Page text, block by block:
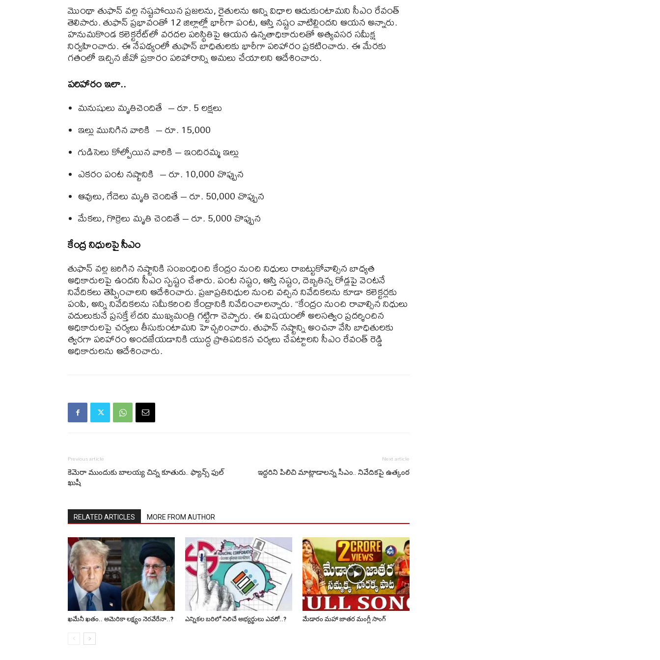
మొంథా తుఫాన్ వల్ల నష్టపోయిన ప్రజలను, రైతులను అన్ని విధాల ఆదుకుంటామని సీఎం రేవంత్
తెలిపారు. తుఫాన్ ప్రభావంతో 12 జిల్లాల్లో భారీగా పంట, ఆస్తి నష్టం వాటిల్లిందని ఆయన అన్నారు.
హనుమకొండ కలెక్టరేట్‌లో వరదల పరిస్థితిపై ఆయన ఉన్నతాధికారులతో అత్యవసర సమీక్ష
నిర్వహించారు. ఈ నేపథ్యంలో తుఫాన్ బాధితులకు భారీగా పరిహారం ప్రకటించారు. ఈ మేరకు
గతంలో ఇచ్చిన జీవో ప్రకారం పరిహారాన్ని అమలు చేయాలని ఆదేశించారు.
పరిహారం ఇలా..
మనుషులు మృతిచెందితే – రూ. 5 లక్షలు
ఇల్లు మునిగిన వారికి – రూ. 15,000
గుడిసెలు కోల్పోయిన వారికి – ఇందిరమ్మ ఇల్లు
ఎకరం పంట నష్టానికి – రూ. 10,000 చొప్పున
ఆవులు, గేదెలు మృతి చెందితే – రూ. 50,000 చొప్పున
మేకలు, గొర్రెలు మృతి చెందితే – రూ. 5,000 చొప్పున
కేంద్ర నిధులపై సీఎం
తుఫాన్ వల్ల జరిగిన నష్టానికి సంబంధించి కేంద్రం నుంచి నిధులు రాబట్టుకోవాల్సిన బాధ్యత
అధికారులపై ఉందని సీఎం స్పష్టం చేశారు. పంట నష్టం, ఆస్తి నష్టం, దెబ్బతిన్న రోడ్లపై వెంటనే
నివేదికలు తెప్పించాలని ఆదేశించారు. ప్రజాప్రతినిధుల నుంచి వచ్చిన నివేదికలను కూడా కలెక్టర్లకు
పంపి, అన్ని నివేదికలను సమీకరించి కేంద్రానికి నివేదించాలన్నారు. “కేంద్రం నుంచి రావాల్సిన నిధులు
వదులుకునే ప్రసక్తే లేదని ముఖ్యమంత్రి గట్టిగా చెప్పారు. ఈ విషయంలో అలసత్వం ప్రదర్శించిన
అధికారులపై చర్యలు తీసుకుంటామని హెచ్చరించారు. తుఫాన్ నష్టాన్ని అంచనా వేసి బాధితులకు
త్వరగా పరిహారం అందజేయడానికి యుద్ధ ప్రాతిపదికన చర్యలు చేపట్టాలని సీఎం రేవంత్ రెడ్డి
అధికారులను ఆదేశించారు.
Previous article
కెమెరా ముందుకు బాలయ్య చిన్న కూతురు.. ఫ్యాన్స్ ఫుల్
ఖుషీ
Next article
ఇద్దరిని పిలిచి మాట్లాడాలన్న సీఎం.. నివేదికపై ఉత్కంఠ
RELATED ARTICLES MORE FROM AUTHOR
ఖమేనీ ఖతం.. అమెరికా లక్ష్యం నెరవేరేనా..? ఎన్నికల బరిలో నిలిచే అభ్యర్థులు ఎవరో..? మేడారం మహా జాతర మంగ్లీ సాంగ్